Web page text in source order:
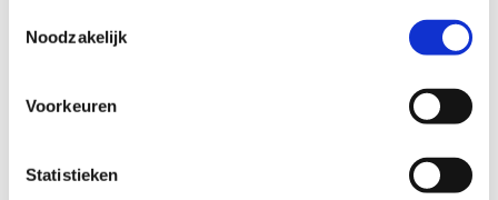
Noodzakelijk
Voorkeuren
Statistieken
Startplaatsen